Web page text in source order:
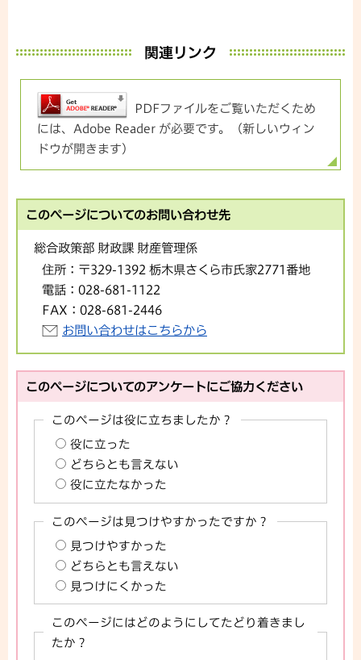
関連リンク
PDFファイルをご覧いただくため
には、Adobe Reader が必要です。（新しいウィン
ドウが開きます）
このページについてのお問い合わせ先
総合政策部 財政課 財産管理係
住所： 〒329-1392 栃木県さくら市氏家2771番地
電話： 028-681-1122
FAX： 028-681-2446
お問い合わせはこちらから
このページについてのアンケートにご協力ください
このページは役に立ちましたか？
役に立った
どちらとも言えない
役に立たなかった
このページは見つけやすかったですか？
見つけやすかった
どちらとも言えない
見つけにくかった
このページにはどのようにしてたどり着きまし
たか？